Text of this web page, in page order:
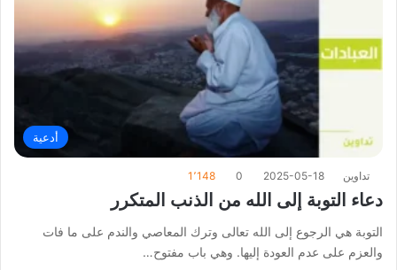
أدعية
تداوين 2025-05-18
0 1٬148
دعاء التوبة إلى الله من الذنب المتكرر
التوبة هي الرجوع إلى الله تعالى وترك المعاصي والندم على ما فات
والعزم على عدم العودة إليها. وهي باب مفتوح…